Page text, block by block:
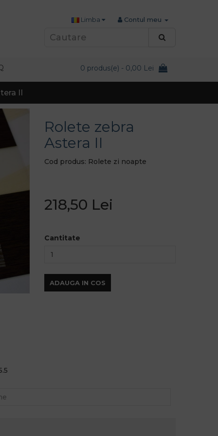
Contul meu
Limba
0 produs(e) - 0,00 Lei
II
Rolete zebra
Astera II
Cod produs: Rolete zi noapte
218,50 Lei
Cantitate
ADAUGA IN COS